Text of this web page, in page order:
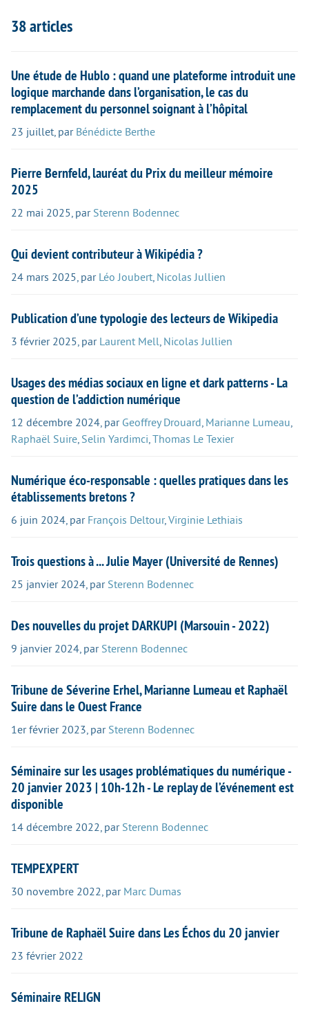
38 articles
Une étude de Hublo : quand une plateforme introduit une
logique marchande dans l’organisation, le cas du
remplacement du personnel soignant à l’hôpital
23 juillet, par Bénédicte Berthe
Pierre Bernfeld, lauréat du Prix du meilleur mémoire
2025
22 mai 2025, par Sterenn Bodennec
Qui devient contributeur à Wikipédia ?
24 mars 2025, par Léo Joubert, Nicolas Jullien
Publication d’une typologie des lecteurs de Wikipedia
3 février 2025, par Laurent Mell, Nicolas Jullien
Usages des médias sociaux en ligne et dark patterns - La
question de l’addiction numérique
12 décembre 2024, par Geoffrey Drouard, Marianne Lumeau,
Raphaël Suire, Selin Yardimci,Thomas Le Texier
Numérique éco-responsable : quelles pratiques dans les
établissements bretons ?
6 juin 2024, par François Deltour,Virginie Lethiais
Trois questions à ... Julie Mayer (Université de Rennes)
25 janvier 2024, par Sterenn Bodennec
Des nouvelles du projet DARKUPI (Marsouin - 2022)
9 janvier 2024, par Sterenn Bodennec
Tribune de Séverine Erhel, Marianne Lumeau et Raphaël
Suire dans le Ouest France
1er février 2023, par Sterenn Bodennec
Séminaire sur les usages problématiques du numérique -
20 janvier 2023 | 10h-12h - Le replay de l’événement est
disponible
14 décembre 2022, par Sterenn Bodennec
TEMPEXPERT
30 novembre 2022, par Marc Dumas
Tribune de Raphaël Suire dans Les Échos du 20 janvier
23 février 2022
Séminaire RELIGN